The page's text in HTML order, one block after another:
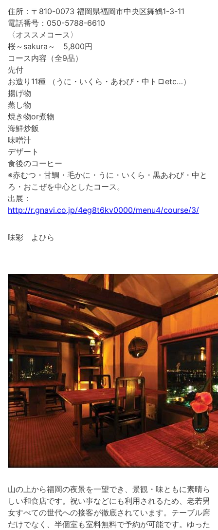
住所：〒810-0073 福岡県福岡市中央区舞鶴1-3-11
電話番号：050-5788-6610
〈オススメコース〉
桜～sakura～ 5,800円
コース内容（全9品）
先付
お造り11種 （うに・いくら・あわび・中トロetc…）
揚げ物
蒸し物
焼き物or煮物
海鮮炒飯
味噌汁
デザート
食後のコーヒー
※赤むつ・甘鯛・毛かに・うに・いくら・黒あわび・中と
ろ・おこぜを中心としたコース。
出展：
http://r.gnavi.co.jp/4eg8t6kv0000/menu4/course/3/
味彩 よひら
山の上から福岡の夜景を一望でき、景観・味ともに素晴ら
しい和食店です。祝い事などにも利用されるため、老若男
女すべての世代への接客が徹底されています。テーブル席
だけでなく、半個室も室料無料で予約が可能です。ゆった